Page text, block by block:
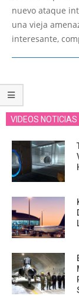
nuevo ataque
una vieja
interesante,
VIDEOS NOTICIAS